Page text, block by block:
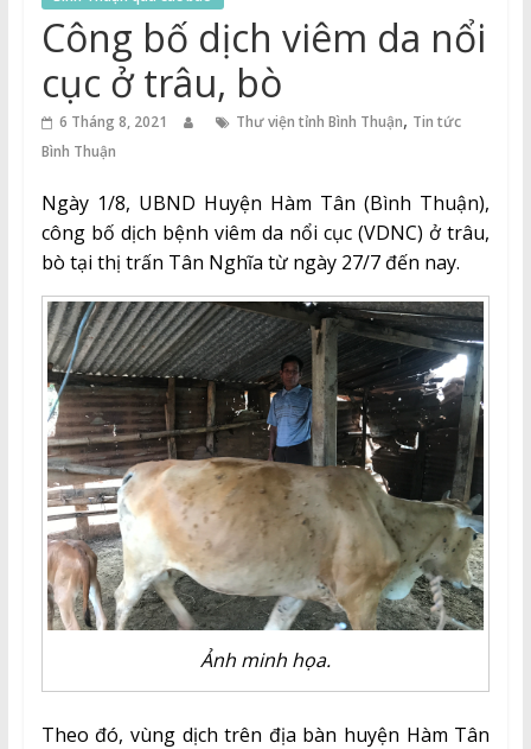
Thuận
Vào
Tri
Thức
Công bố dịch viêm da nổi
cục ở trâu, bò
6 Tháng 8, 2021 Thư viện tỉnh Bình Thuận, Tin tức
Bình Thuận
Ngày 1/8, UBND Huyện Hàm Tân (Bình Thuận),
công bố dịch bệnh viêm da nổi cục (VDNC) ở trâu,
bò tại thị trấn Tân Nghĩa từ ngày 27/7 đến nay.
Ảnh minh họa.
Theo đó, vùng dịch trên địa bàn huyện Hàm Tân